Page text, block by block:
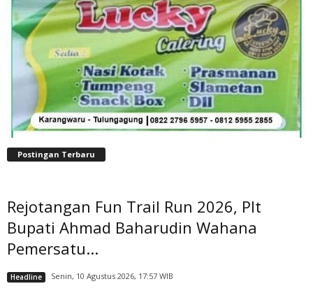
Postingan Terbaru
Rejotangan Fun Trail Run 2026, Plt
Bupati Ahmad Baharudin Wahana
Pemersatu...
Headline Senin, 10 Agustus 2026, 17:57 WIB